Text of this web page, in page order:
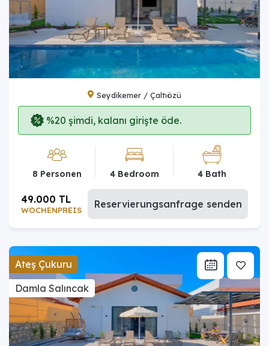
Seydikemer / Çaltıözü
%20 şimdi, kalanı girişte öde.
8 Personen 4 Bedroom 4 Bath
WOCHENPREIS
49.000 TL Reservierungsanfrage senden
Ateş Çukuru
Damla Salıncak